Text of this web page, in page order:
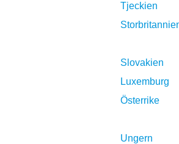
Tjeckien
Slovakien
Luxemburg
Österrike
Ungern